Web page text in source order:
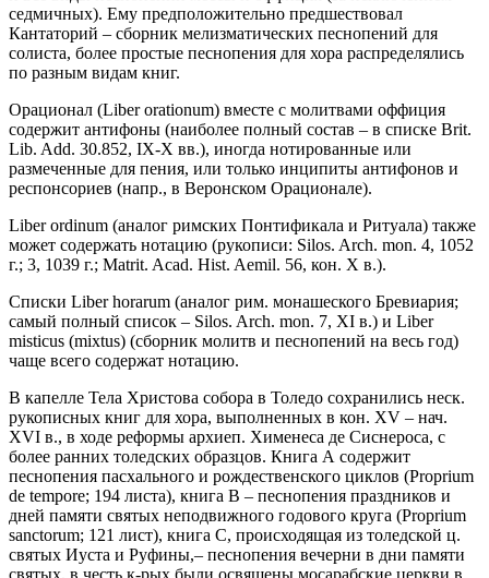
седмичных). Ему предположительно предшествовал
Кантаторий – сборник мелизматических песнопений для
солиста, более простые песнопения для хора распределялись
по разным видам книг.
Орационал (Liber orationum) вместе с молитвами оффиция
содержит антифоны (наиболее полный состав – в списке Brit.
Lib. Add. 30.852, IX-X вв.), иногда нотированные или
размеченные для пения, или только инципиты антифонов и
респонсориев (напр., в Веронском Орационале).
Liber ordinum (аналог римских Понтификала и Ритуала) также
может содержать нотацию (рукописи: Silos. Arch. mon. 4, 1052
г.; 3, 1039 г.; Matrit. Acad. Hist. Aemil. 56, кон. X в.).
Списки Liber horarum (аналог рим. монашеского Бревиария;
самый полный список – Silos. Arch. mon. 7, XI в.) и Liber
misticus (mixtus) (сборник молитв и песнопений на весь год)
чаще всего содержат нотацию.
В капелле Тела Христова собора в Толедо сохранились неск.
рукописных книг для хора, выполненных в кон. XV – нач.
XVI в., в ходе реформы архиеп. Хименеса де Сиснероса, с
более ранних толедских образцов. Книга А содержит
песнопения пасхального и рождественского циклов (Proprium
de tempore; 194 листа), книга B – песнопения праздников и
дней памяти святых неподвижного годового круга (Proprium
sanctorum; 121 лист), книга C, происходящая из толедской ц.
святых Иуста и Руфины,– песнопения вечерни в дни памяти